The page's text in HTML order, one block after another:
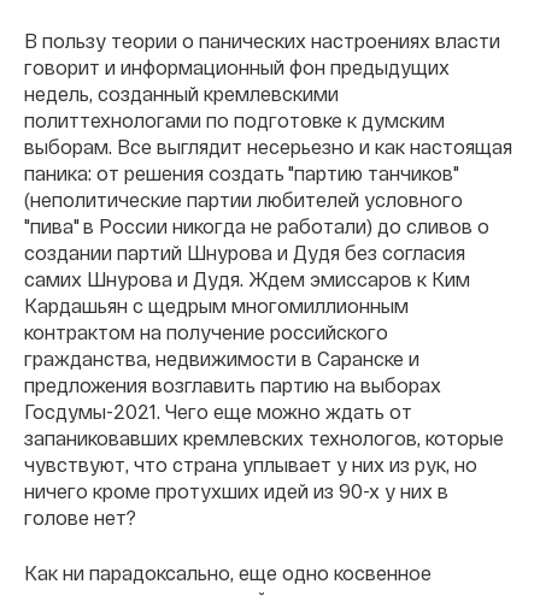
В пользу теории о панических настроениях власти
говорит и информационный фон предыдущих
недель, созданный кремлевскими
политтехнологами по подготовке к думским
выборам. Все выглядит несерьезно и как настоящая
паника: от решения создать "партию танчиков"
(неполитические партии любителей условного
"пива" в России никогда не работали) до сливов о
создании партий Шнурова и Дудя без согласия
самих Шнурова и Дудя. Ждем эмиссаров к Ким
Кардашьян с щедрым многомиллионным
контрактом на получение российского
гражданства, недвижимости в Саранске и
предложения возглавить партию на выборах
Госдумы-2021. Чего еще можно ждать от
запаниковавших кремлевских технологов, которые
чувствуют, что страна уплывает у них из рук, но
ничего кроме протухших идей из 90-х у них в
голове нет?
Как ни парадоксально, еще одно косвенное